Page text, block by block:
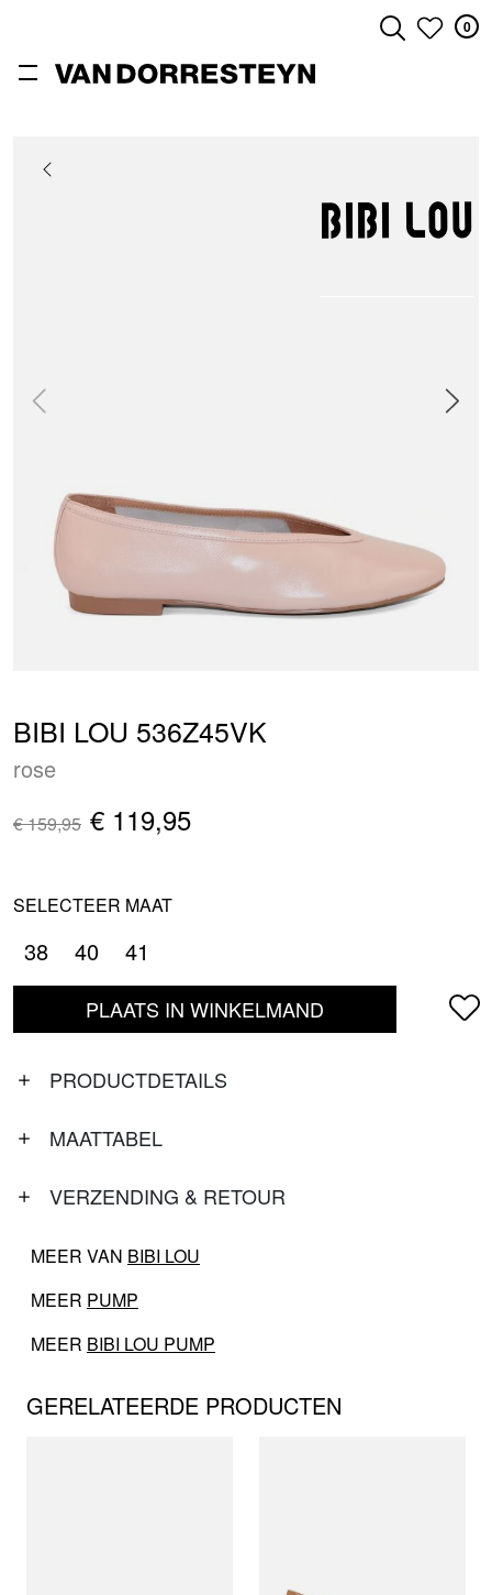
0
BIBI LOU 536Z45VK
rose
€ 159,95 € 119,95
SELECTEER MAAT
38 40 41
PLAATS IN WINKELMAND
PRODUCTDETAILS
MAATTABEL
VERZENDING & RETOUR
MEER VAN BIBI LOU
MEER PUMP
MEER BIBI LOU PUMP
GERELATEERDE PRODUCTEN